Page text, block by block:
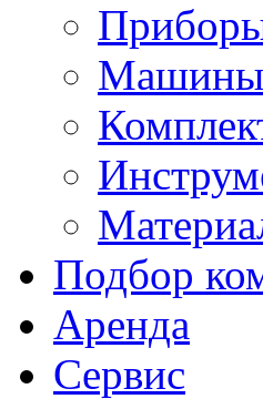
Машины
Подбор
Аренда
Сервис